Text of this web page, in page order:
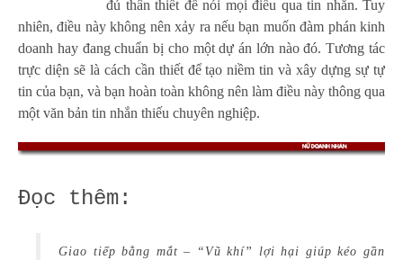
đủ thân thiết để nói mọi điều qua tin nhắn. Tuy
nhiên, điều này không nên xảy ra nếu bạn muốn đàm phán kinh
doanh hay đang chuẩn bị cho một dự án lớn nào đó. Tương tác
trực diện sẽ là cách cần thiết để tạo niềm tin và xây dựng sự tự
tin của bạn, và bạn hoàn toàn không nên làm điều này thông qua
một văn bản tin nhắn thiếu chuyên nghiệp.
Đọc thêm:
Giao tiếp bằng mắt – “Vũ khí” lợi hại giúp kéo gần